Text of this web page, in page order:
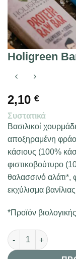
Holigreen
2,10 €
Συστατικά
Βασιλικοί
αποξηραμένη
κάσιους (100%
φιστικοβούτυρο
θαλασσινό αλάτι*,
εκχύλισμα
*Προϊόν
Holigreen Bar